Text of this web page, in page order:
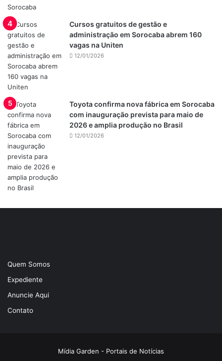
Cursos gratuitos de gestão e
administração em Sorocaba abrem 160
vagas na Uniten
12/01/2026
Toyota confirma nova fábrica em Sorocaba
com inauguração prevista para maio de
2026 e amplia produção no Brasil
12/01/2026
Quem Somos
Expediente
Anuncie Aqui
Contato
Mídia Garden - Portais de Notícias